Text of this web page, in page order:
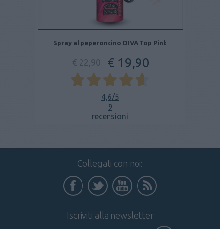
Spray al peperoncino DIVA Top Pink
€ 22,90 € 19,90
4,6/5
9
recensioni
Collegati con noi:
Iscriviti alla newsletter